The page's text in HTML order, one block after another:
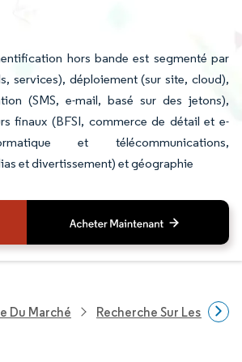
hors bande est segmenté par
services), déploiement (sur site, cloud),
(SMS, e-mail, basé sur des jetons),
finaux (BFSI, commerce de détail et e-
et télécommunications,
et divertissement) et géographie
Du Marché Recherche Sur Les